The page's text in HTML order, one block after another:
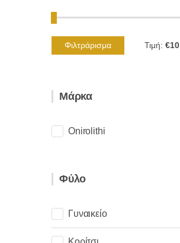
Ελάχιστη
Μέγιστη
Φιλτράρισμα Τιμή: €10
Μάρκα
Onirolithi
Φύλο
Γυναικείο